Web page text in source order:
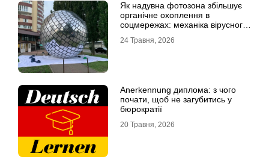
Як надувна фотозона збільшує
органічне охоплення в
соцмережах: механіка вірусного
24 Травня, 2026
Anerkennung диплома: з чого
почати, щоб не загубитись у
бюрократії
20 Травня, 2026